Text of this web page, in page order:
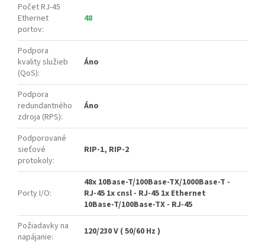
Počet RJ-45
Ethernet
portov:
48
Podpora
kvality služieb
(QoS):
Áno
Podpora
redundantného
zdroja (RPS):
Áno
Podporované
sieťové
protokoly:
RIP-1, RIP-2
Porty I/O:
48x 10Base-T/100Base-TX/1000Base-T -
RJ-45 1x cnsl - RJ-45 1x Ethernet
10Base-T/100Base-TX - RJ-45
Požiadavky na
napájanie: 120/230 V ( 50/60 Hz )